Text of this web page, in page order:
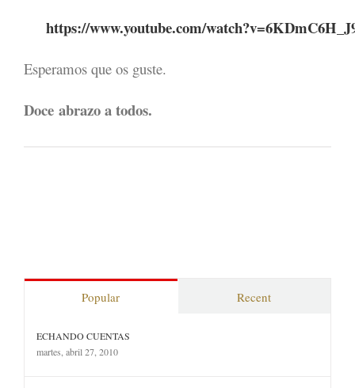
https://www.youtube.com/
Esperamos que os guste.
Doce abrazo a todos.
Popular Recent
ECHANDO CUENTAS
martes, abril 27, 2010